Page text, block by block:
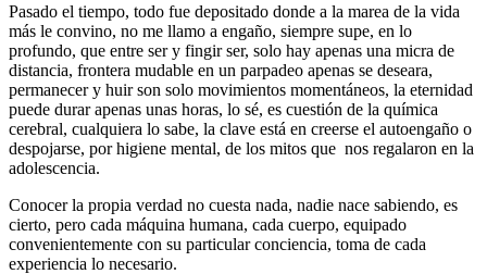
Pasado el tiempo, todo fue depositado donde a la marea de la vida
más le convino, no me llamo a engaño, siempre supe, en lo
profundo, que entre ser y fingir ser, solo hay apenas una micra de
distancia, frontera mudable en un parpadeo apenas se deseara,
permanecer y huir son solo movimientos momentáneos, la eternidad
puede durar apenas unas horas, lo sé, es cuestión de la química
cerebral, cualquiera lo sabe, la clave está en creerse el autoengaño o
despojarse, por higiene mental, de los mitos que nos regalaron en la
adolescencia.
Conocer la propia verdad no cuesta nada, nadie nace sabiendo, es
cierto, pero cada máquina humana, cada cuerpo, equipado
convenientemente con su particular conciencia, toma de cada
experiencia lo necesario.